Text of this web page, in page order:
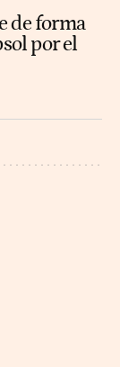
de forma
por el